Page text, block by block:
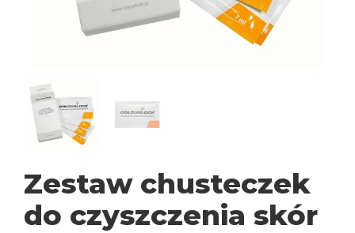
Zestaw chusteczek
do czyszczenia skór